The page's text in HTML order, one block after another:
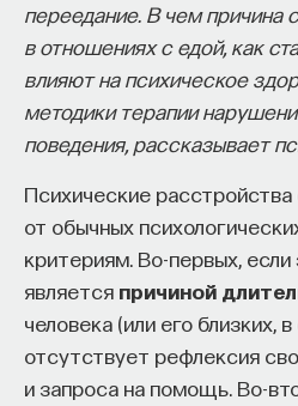
переедание. В чем причина
в отношениях с едой, как
влияют на психическое
методики терапии
поведения, рассказывает
Психические
от обычных
критериям. Во-первых,
является причиной
человека (или его близких,
отсутствует рефлексия
и запроса на помощь. Во-